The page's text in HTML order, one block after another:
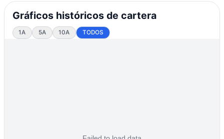
Gráficos históricos de cartera
1A 5A 10A TODOS